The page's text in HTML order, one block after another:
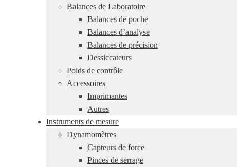
Balances de Laboratoire
Balances de poche
Balances d’analyse
Balances de précision
Dessiccateurs
Poids de contrôle
Accessoires
Imprimantes
Autres
Instruments de mesure
Dynamomètres
Capteurs de force
Pinces de serrage